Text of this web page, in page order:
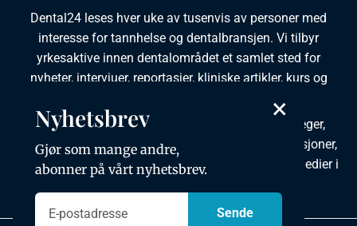
Dental24 leses hver uke av tusenvis av personer med
interesse for tannhelse og dentalbransjen. Vi tilbyr
yrkesaktive innen dentalområdet et samlet sted for
nyheter, intervjuer, reportasjer, kliniske artikler, kurs og
Dental24 produseres i tett samarbeid med tannleger,
tannpleiere, tannsøkere, tannteknikere samt institusjoner,
foreninger, organisasjoner, leverandører og andre medier i
×
Nyhetsbrev
Gjør som mange andre,
abonner på vårt nyhetsbrev.